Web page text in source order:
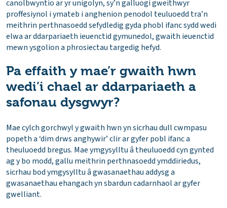
canolbwyntio ar yr unigolyn, sy’n galluogi gweithwyr
proffesiynol i ymateb i anghenion penodol teuluoedd tra’n
meithrin perthnasoedd sefydledig gyda phobl ifanc sydd wedi
elwa ar ddarpariaeth ieuenctid gymunedol, gwaith ieuenctid
mewn ysgolion a phrosiectau targedig hefyd.
Pa effaith y mae’r gwaith hwn
wedi’i chael ar ddarpariaeth a
safonau dysgwyr?
Mae cylch gorchwyl y gwaith hwn yn sicrhau dull cwmpasu
popeth a ‘dim drws anghywir’ clir ar gyfer pobl ifanc a
theuluoedd bregus. Mae ymgysylltu â theuluoedd cyn gynted
ag y bo modd, gallu meithrin perthnasoedd ymddiriedus,
sicrhau bod ymgysylltu â gwasanaethau addysg a
gwasanaethau ehangach yn sbardun cadarnhaol ar gyfer
gwelliant.